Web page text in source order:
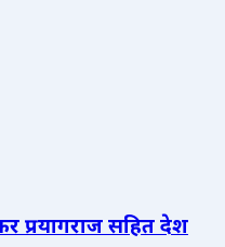
प्रयागराज सहित देश